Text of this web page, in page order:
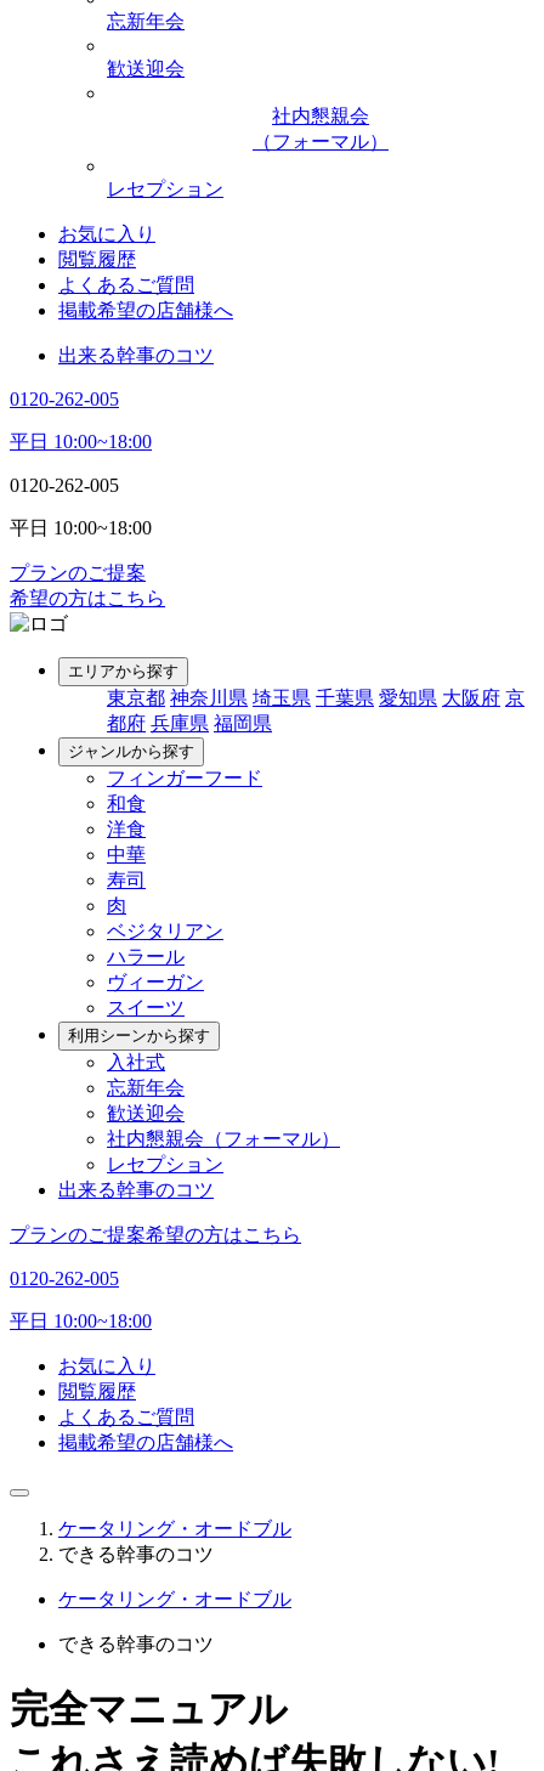
忘新年会
歓送迎会
社内懇親会
（フォーマル）
レセプション
お気に入り
閲覧履歴
よくあるご質問
掲載希望の店舗様へ
出来る幹事のコツ
0120-262-005
平日 10:00~18:00
0120-262-005
平日 10:00~18:00
プランのご提案
希望の方はこちら
エリアから探す
東京都 神奈川県 埼玉県 千葉県 愛知県 大阪府 京
都府 兵庫県 福岡県
ジャンルから探す
フィンガーフード
和食
洋食
中華
寿司
肉
ベジタリアン
ハラール
ヴィーガン
スイーツ
利用シーンから探す
入社式
忘新年会
歓送迎会
社内懇親会（フォーマル）
レセプション
出来る幹事のコツ
プランのご提案希望の方はこちら
0120-262-005
平日 10:00~18:00
お気に入り
閲覧履歴
よくあるご質問
掲載希望の店舗様へ
ケータリング・オードブル
できる幹事のコツ
ケータリング・オードブル
できる幹事のコツ
完全マニュアル